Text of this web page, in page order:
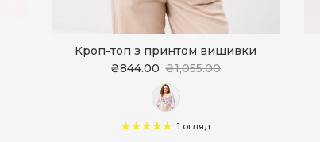
Кроп-топ з принтом вишивки
₴844.00 ₴1,055.00
1 огляд